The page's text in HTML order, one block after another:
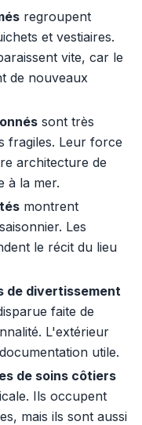
regroupent
et vestiaires.
vite, car le
de nouveaux
sont très
fragiles. Leur force
architecture de
à la mer.
montrent
Les
le récit du lieu
de divertissement
faite de
L'extérieur
utile.
de soins côtiers
Ils occupent
mais ils sont aussi